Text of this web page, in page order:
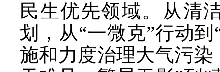
民生优先领域。从清
划，从“一微克”行动
施和力度治理大气污